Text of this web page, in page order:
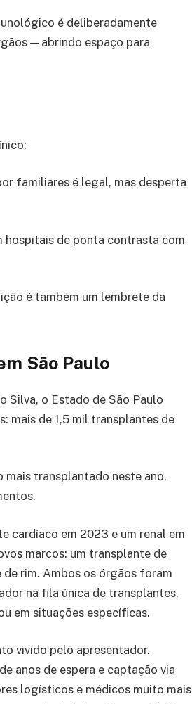
é deliberadamente
— abrindo espaço para
familiares é legal, mas desperta
hospitais de ponta contrasta com
é também um lembrete da
São Paulo
Silva, o Estado de São Paulo
mais de 1,5 mil transplantes de
transplantado neste ano,
cardíaco em 2023 e um renal em
marcos: um transplante de
rim. Ambos os órgãos foram
na fila única de transplantes,
em situações específicas.
vivido pelo apresentador.
anos de espera e captação via
logísticos e médicos muito mais